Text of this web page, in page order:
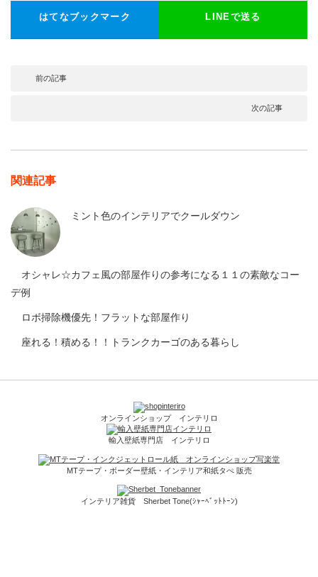
はてなブックマーク LINEで送る
前の記事
次の記事
関連記事
ミント色のインテリアでクールダウン
オシャレ☆カフェ風の部屋作りの参考になる１１の素敵なコー
デ例
ロボ掃除機優先！フラットな部屋作り
座れる！積める！！トランクカーゴのある暮らし
オンラインショップ インテリロ
輸入壁紙専門店 インテリロ
MTテープ・ボーダー壁紙・インテリア和紙タぺ 販売
インテリア雑貨 Sherbet Tone(ｼｬｰﾍﾞｯﾄﾄｰﾝ)